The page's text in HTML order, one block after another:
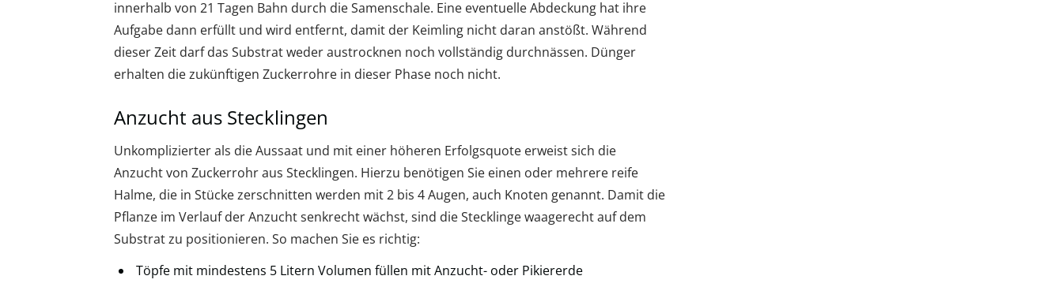
innerhalb von 21 Tagen Bahn durch die Samenschale. Eine eventuelle Abdeckung hat ihre
Aufgabe dann erfüllt und wird entfernt, damit der Keimling nicht daran anstößt. Während
dieser Zeit darf das Substrat weder austrocknen noch vollständig durchnässen. Dünger
erhalten die zukünftigen Zuckerrohre in dieser Phase noch nicht.
Anzucht aus Stecklingen
Unkomplizierter als die Aussaat und mit einer höheren Erfolgsquote erweist sich die
Anzucht von Zuckerrohr aus Stecklingen. Hierzu benötigen Sie einen oder mehrere reife
Halme, die in Stücke zerschnitten werden mit 2 bis 4 Augen, auch Knoten genannt. Damit die
Pflanze im Verlauf der Anzucht senkrecht wächst, sind die Stecklinge waagerecht auf dem
Substrat zu positionieren. So machen Sie es richtig:
Töpfe mit mindestens 5 Litern Volumen füllen mit Anzucht- oder Pikiererde